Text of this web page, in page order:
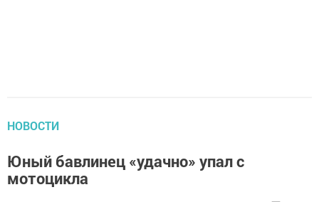
НОВОСТИ
Юный бавлинец «удачно» упал с
мотоцикла